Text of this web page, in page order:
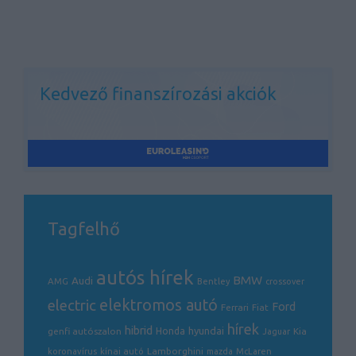
Kedvező finanszírozási akciók
Tagfelhő
AMG Audi autós hírek Bentley BMW crossover
electric elektromos autó Ferrari Fiat Ford
genfi autószalon hibrid Honda hyundai hírek Jaguar Kia
koronavírus kínai autó Lamborghini mazda McLaren